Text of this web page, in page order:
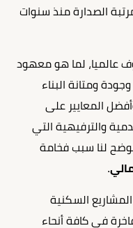
الصدارة منذ سنوات
عالميا، لما هو معهود
ومتانة البناء
المعايير على
والترفيهية التي
لنا سبب فخامة
.
السكنية
في كافة أنحاء